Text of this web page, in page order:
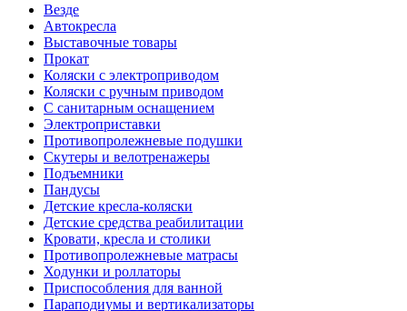
Везде
Автокресла
Выставочные товары
Прокат
Коляски с электроприводом
Коляски с ручным приводом
С санитарным оснащением
Электроприставки
Противопролежневые подушки
Скутеры и велотренажеры
Подъемники
Пандусы
Детские кресла-коляски
Детские средства реабилитации
Кровати, кресла и столики
Противопролежневые матрасы
Ходунки и роллаторы
Приспособления для ванной
Параподиумы и вертикализаторы